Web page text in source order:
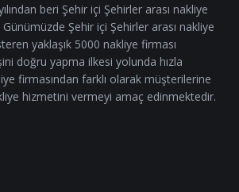
beri Şehir içi Şehirler arası nakliye
Şehir içi Şehirler arası nakliye
yaklaşık 5000 nakliye firması
doğru yapma ilkesi yolunda hızla
firmasından farklı olarak müşterilerine
hizmetini vermeyi amaç edinmektedir.